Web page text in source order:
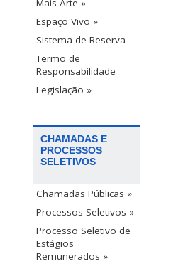
Mais Arte »
Espaço Vivo »
Sistema de Reserva
Termo de
Responsabilidade
Legislação »
CHAMADAS E
PROCESSOS
SELETIVOS
Chamadas Públicas »
Processos Seletivos »
Processo Seletivo de
Estágios
Remunerados »